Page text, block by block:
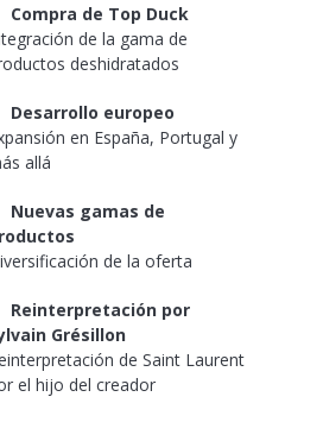
Compra de Top Duck
de la gama de
deshidratados
Desarrollo europeo
en España, Portugal y
allá
Nuevas gamas de
de la oferta
Reinterpretación por
Grésillon
de Saint Laurent
el hijo del creador